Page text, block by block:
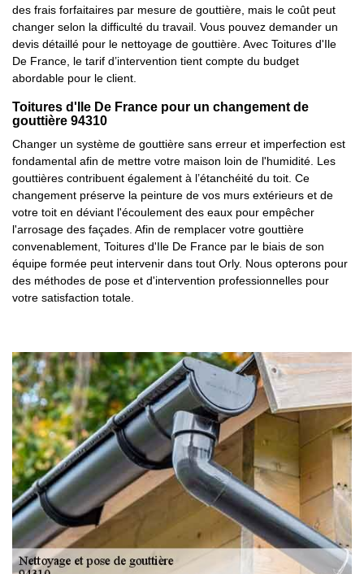
des frais forfaitaires par mesure de gouttière, mais le coût peut
changer selon la difficulté du travail. Vous pouvez demander un
devis détaillé pour le nettoyage de gouttière. Avec Toitures d'Ile
De France, le tarif d’intervention tient compte du budget
abordable pour le client.
Toitures d'Ile De France pour un changement de
gouttière 94310
Changer un système de gouttière sans erreur et imperfection est
fondamental afin de mettre votre maison loin de l'humidité. Les
gouttières contribuent également à l’étanchéité du toit. Ce
changement préserve la peinture de vos murs extérieurs et de
votre toit en déviant l'écoulement des eaux pour empêcher
l'arrosage des façades. Afin de remplacer votre gouttière
convenablement, Toitures d'Ile De France par le biais de son
équipe formée peut intervenir dans tout Orly. Nous opterons pour
des méthodes de pose et d'intervention professionnelles pour
votre satisfaction totale.